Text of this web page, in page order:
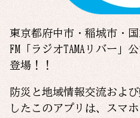
東京都府中市・稲城市・
FM「ラジオTAMAリバー
登場！！
防災と地域情報交流およ
したこのアプリは、スマ